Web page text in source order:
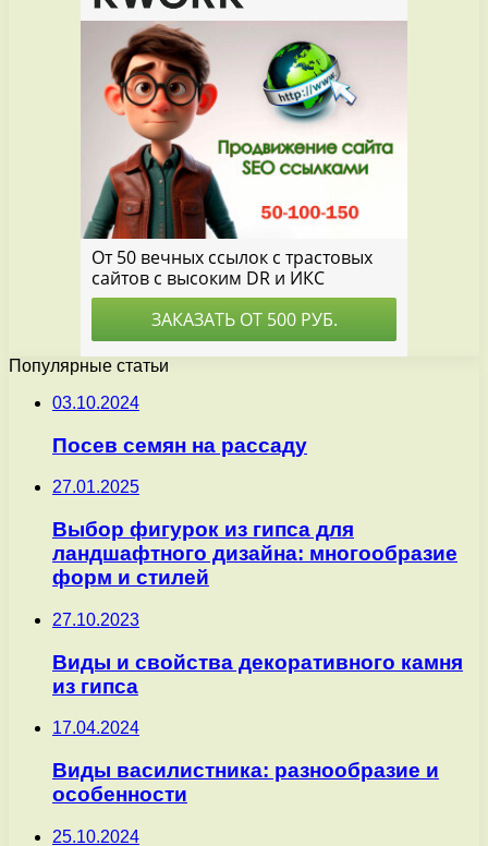
Популярные статьи
03.10.2024
Посев семян на рассаду
27.01.2025
Выбор фигурок из гипса для
ландшафтного дизайна: многообразие
форм и стилей
27.10.2023
Виды и свойства декоративного камня
из гипса
17.04.2024
Виды василистника: разнообразие и
особенности
25.10.2024